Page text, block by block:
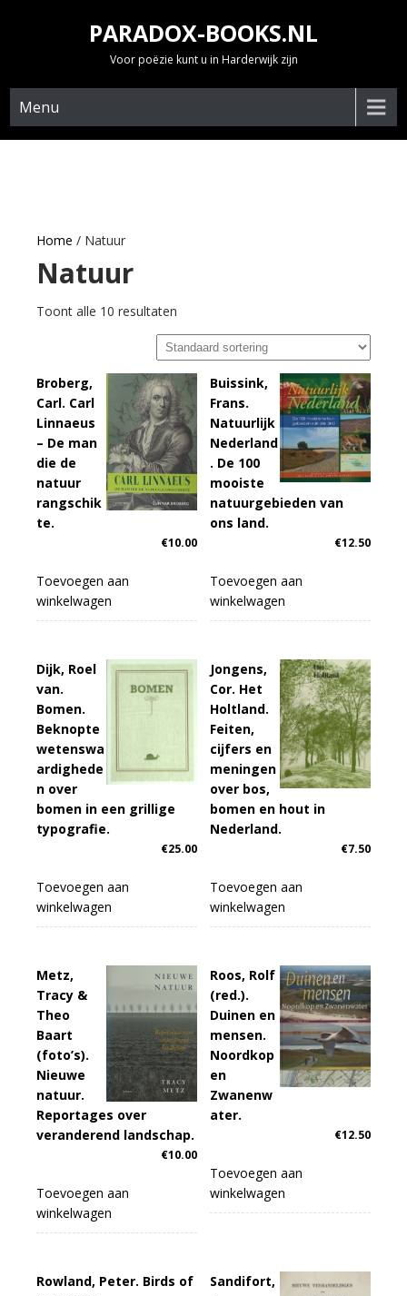
PARADOX-BOOKS.NL
Voor poëzie kunt u in Harderwijk zijn
Menu
Home / Natuur
Natuur
Toont alle 10 resultaten
Broberg,
Carl. Carl
Linnaeus
– De man
die de
natuur
rangschik
te.
€10.00
Toevoegen aan
winkelwagen
Buissink,
Frans.
Natuurlijk
Nederland
. De 100
mooiste
natuurgebieden van
ons land.
€12.50
Toevoegen aan
winkelwagen
Dijk, Roel
van.
Bomen.
Beknopte
wetenswa
ardighede
n over
bomen in een grillige
typografie.
€25.00
Toevoegen aan
winkelwagen
Jongens,
Cor. Het
Holtland.
Feiten,
cijfers en
meningen
over bos,
bomen en hout in
Nederland.
€7.50
Toevoegen aan
winkelwagen
Metz,
Tracy &
Theo
Baart
(foto’s).
Nieuwe
natuur.
Reportages over
veranderend landschap.
€10.00
Toevoegen aan
winkelwagen
Roos, Rolf
(red.).
Duinen en
mensen.
Noordkop
en
Zwanenw
ater.
€12.50
Toevoegen aan
winkelwagen
Rowland, Peter. Birds of
Sandifort,